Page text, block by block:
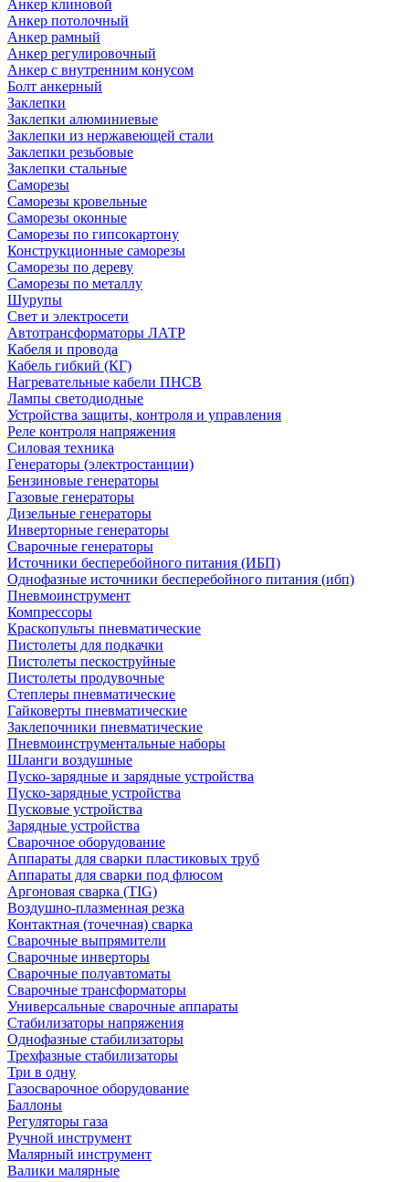
Анкер клиновой
Анкер потолочный
Анкер рамный
Анкер регулировочный
Анкер с внутренним конусом
Болт анкерный
Заклепки
Заклепки алюминиевые
Заклепки из нержавеющей стали
Заклепки резьбовые
Заклепки стальные
Саморезы
Саморезы кровельные
Саморезы оконные
Саморезы по гипсокартону
Конструкционные саморезы
Саморезы по дереву
Саморезы по металлу
Шурупы
Свет и электросети
Автотрансформаторы ЛАТР
Кабеля и провода
Кабель гибкий (КГ)
Нагревательные кабели ПНСВ
Лампы светодиодные
Устройства защиты, контроля и управления
Реле контроля напряжения
Силовая техника
Генераторы (электростанции)
Бензиновые генераторы
Газовые генераторы
Дизельные генераторы
Инверторные генераторы
Сварочные генераторы
Источники бесперебойного питания (ИБП)
Однофазные источники бесперебойного питания (ибп)
Пневмоинструмент
Компрессоры
Краскопульты пневматические
Пистолеты для подкачки
Пистолеты пескоструйные
Пистолеты продувочные
Степлеры пневматические
Гайковерты пневматические
Заклепочники пневматические
Пневмоинструментальные наборы
Шланги воздушные
Пуско-зарядные и зарядные устройства
Пуско-зарядные устройства
Пусковые устройства
Зарядные устройства
Сварочное оборудование
Аппараты для сварки пластиковых труб
Аппараты для сварки под флюсом
Аргоновая сварка (TIG)
Воздушно-плазменная резка
Контактная (точечная) сварка
Сварочные выпрямители
Сварочные инверторы
Сварочные полуавтоматы
Сварочные трансформаторы
Универсальные сварочные аппараты
Стабилизаторы напряжения
Однофазные стабилизаторы
Трехфазные стабилизаторы
Три в одну
Газосварочное оборудование
Баллоны
Регуляторы газа
Ручной инструмент
Малярный инструмент
Валики малярные